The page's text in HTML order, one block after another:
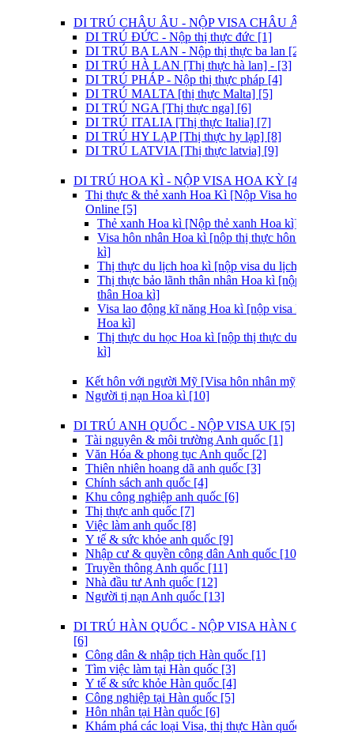
DI TRÚ CHÂU ÂU - NỘP VISA CHÂU ÂU [3]
DI TRÚ ĐỨC - Nộp thị thực đức [1]
DI TRÚ BA LAN - Nộp thị thực ba lan [2]
DI TRÚ HÀ LAN [Thị thực hà lan] - [3]
DI TRÚ PHÁP - Nộp thị thực pháp [4]
DI TRÚ MALTA [thị thực Malta] [5]
DI TRÚ NGA [Thị thực nga] [6]
DI TRÚ ITALIA [Thị thực Italia] [7]
DI TRÚ HY LẠP [Thị thực hy lạp] [8]
DI TRÚ LATVIA [Thị thực latvia] [9]
DI TRÚ HOA KÌ - NỘP VISA HOA KỲ [4]
Thị thực & thẻ xanh Hoa Kì [Nộp Visa hoa kì]
Online [5]
Thẻ xanh Hoa kì [Nộp thẻ xanh Hoa kì]
Visa hôn nhân Hoa kì [nộp thị thực hôn nhân Hoa
kì]
Thị thực du lịch hoa kì [nộp visa du lịch hoa kì]
Thị thực bảo lãnh thân nhân Hoa kì [nộp visa thăm
thân Hoa kì]
Visa lao động kĩ năng Hoa kì [nộp visa lao động
Hoa kì]
Thị thực du học Hoa kì [nộp thị thực du học hoa
kì]
Kết hôn với người Mỹ [Visa hôn nhân mỹ] [9]
Người tị nạn Hoa kì [10]
DI TRÚ ANH QUỐC - NỘP VISA UK [5]
Tài nguyên & môi trường Anh quốc [1]
Văn Hóa & phong tục Anh quốc [2]
Thiên nhiên hoang dã anh quốc [3]
Chính sách anh quốc [4]
Khu công nghiệp anh quốc [6]
Thị thực anh quốc [7]
Việc làm anh quốc [8]
Y tế & sức khỏe anh quốc [9]
Nhập cư & quyền công dân Anh quốc [10]
Truyền thông Anh quốc [11]
Nhà đầu tư Anh quốc [12]
Người tị nạn Anh quốc [13]
DI TRÚ HÀN QUỐC - NỘP VISA HÀN QUỐC
[6]
Công dân & nhập tịch Hàn quốc [1]
Tìm việc làm tại Hàn quốc [3]
Y tế & sức khỏe Hàn quốc [4]
Công nghiệp tại Hàn quốc [5]
Hôn nhân tại Hàn quốc [6]
Khám phá các loại Visa, thị thực Hàn quốc [7]